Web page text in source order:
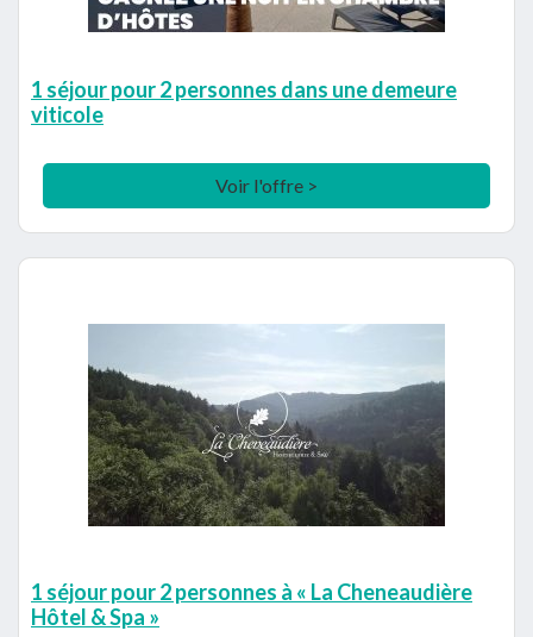
1 séjour pour 2 personnes dans une demeure
viticole
Voir l'offre >
1 séjour pour 2 personnes à « La Cheneaudière
Hôtel & Spa »